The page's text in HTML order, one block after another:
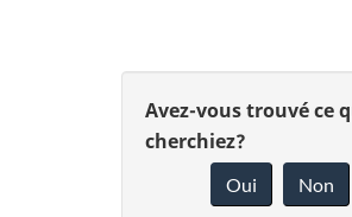
D
é
D
Avez-vous trouvé ce
cherchiez?
Oui Non